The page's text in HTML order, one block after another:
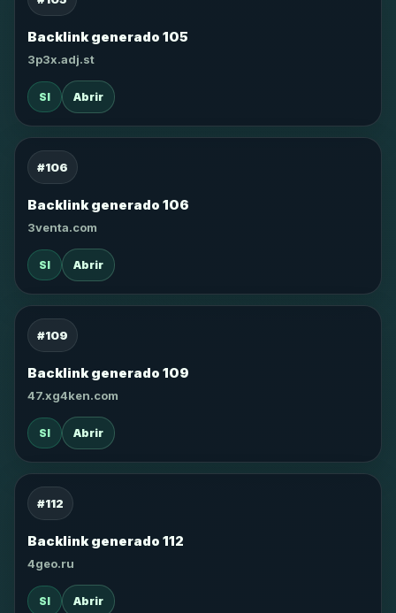
Backlink generado 105
3p3x.adj.st
SI Abrir
#106
Backlink generado 106
3venta.com
SI Abrir
#109
Backlink generado 109
47.xg4ken.com
SI Abrir
#112
Backlink generado 112
4geo.ru
SI Abrir